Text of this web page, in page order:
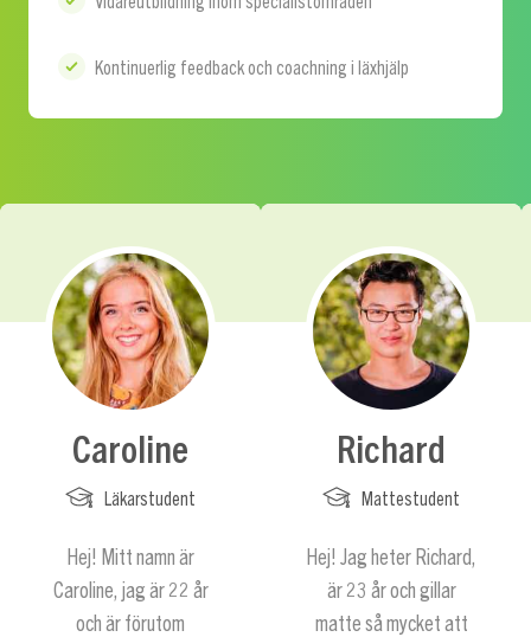
Kontinuerlig feedback och coachning i läxhjälp
Caroline
Läkarstudent
Hej! Mitt namn är
Caroline, jag är 22 år
och är förutom
Richard
Mattestudent
Hej! Jag heter Richard,
är 23 år och gillar
matte så mycket att